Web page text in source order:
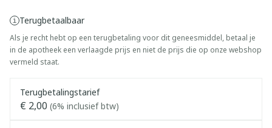
Terugbetaalbaar
Als je recht hebt op een terugbetaling voor dit geneesmiddel, betaal je
in de apotheek een verlaagde prijs en niet de prijs die op onze webshop
vermeld staat.
Terugbetalingstarief
€ 2,00 (6% inclusief btw)